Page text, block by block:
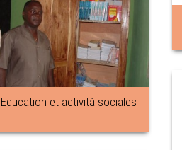
Education et actività sociales